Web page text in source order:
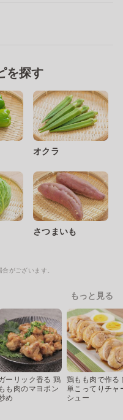
を探す
オクラ
さつまいも
がございます。
もっと見る
ーリック香る 鶏
もも肉のマヨポン
め
鶏もも肉で作る
単こってりチャ
シュー